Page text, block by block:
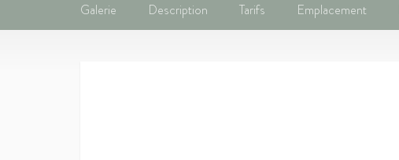
Galerie Description Tarifs Emplacement